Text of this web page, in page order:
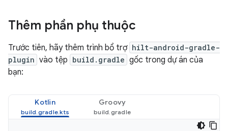
Thêm phần phụ thuộc
Trước tiên, hãy thêm trình bổ trợ hilt-android-gradle-
plugin vào tệp build.gradle gốc trong dự án của
bạn:
Kotlin Groovy